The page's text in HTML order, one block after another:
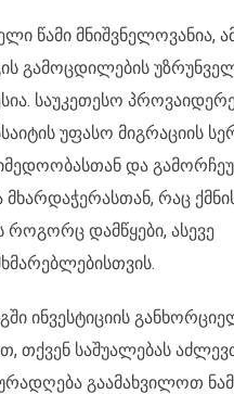
წამი მნიშვნელოვანია,
გამოცდილების
საუკეთესო
უფასო მიგრაციის
და
რაც
დამწყები, ასევე
ინვესტიციის
თქვენ საშუალებას
გაამახვილოთ